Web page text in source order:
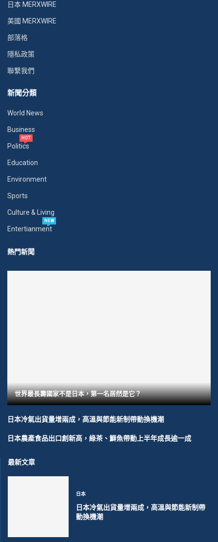
日本 MERXWIRE
美國 MERXWIRE
部落格
隱私政策
聯繫我們
新聞分類
World News
Business
Politics
HOT
Education
Environment
Sports
Culture & Living
Entertianment
NEW
熱門新聞
世界最長壽國家不是日本，第一名居然是它？
日本冷氣出貨量增兩成，高溫與節能新制帶動換機潮
日本農產食品出口創新高，綠茶、鰤魚帶動上半年成長逾一成
最新文章
日本
日本冷氣出貨量增兩成，高溫與節能新制帶
動換機潮